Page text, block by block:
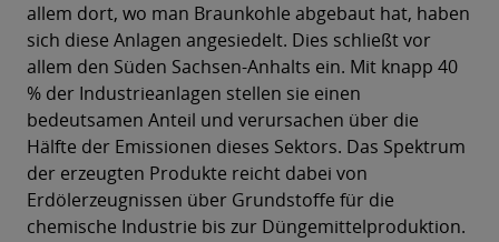
allem dort, wo man Braunkohle abgebaut hat, haben
sich diese Anlagen angesiedelt. Dies schließt vor
allem den Süden Sachsen-Anhalts ein. Mit knapp 40
% der Industrieanlagen stellen sie einen
bedeutsamen Anteil und verursachen über die
Hälfte der Emissionen dieses Sektors. Das Spektrum
der erzeugten Produkte reicht dabei von
Erdölerzeugnissen über Grundstoffe für die
chemische Industrie bis zur Düngemittelproduktion.